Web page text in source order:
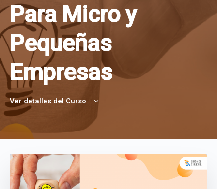
Para Micro y
Pequeñas
Empresas
Ver detalles del Curso